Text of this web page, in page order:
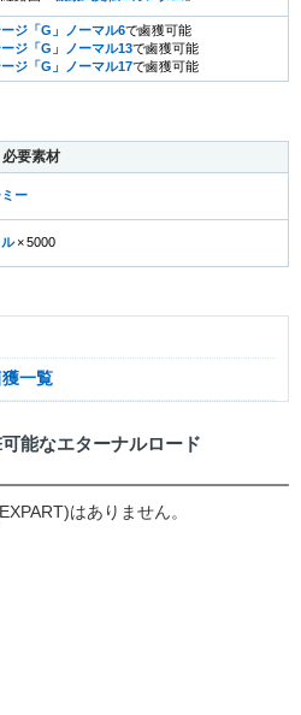
ジ「G」ノーマル6で鹵獲可能
ジ「G」ノーマル13で鹵獲可能
ジ「G」ノーマル17で鹵獲可能
必要素材
ー
×5000
一覧
能なエターナルロード
はありません。